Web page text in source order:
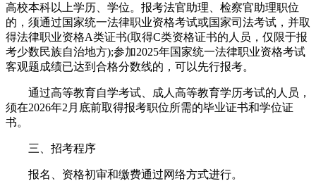
高校本科以上学历、学位。报考法官助理、检察官助理职位
的，须通过国家统一法律职业资格考试或国家司法考试，并取
得法律职业资格A类证书(取得C类资格证书的人员，仅限于报
考少数民族自治地方);参加2025年国家统一法律职业资格考试
客观题成绩已达到合格分数线的，可以先行报考。
通过高等教育自学考试、成人高等教育学历考试的人员，
须在2026年2月底前取得报考职位所需的毕业证书和学位证
书。
三、招考程序
报名、资格初审和缴费通过网络方式进行。